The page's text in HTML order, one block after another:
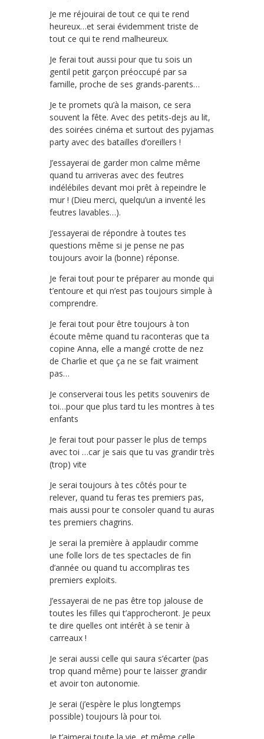
Je me réjouirai de tout ce qui te rend
heureux…et serai évidemment triste de
tout ce qui te rend malheureux.
Je ferai tout aussi pour que tu sois un
gentil petit garçon préoccupé par sa
famille, proche de ses grands-parents…
Je te promets qu’à la maison, ce sera
souvent la fête. Avec des petits-dejs au lit,
des soirées cinéma et surtout des pyjamas
party avec des batailles d’oreillers !
J’essayerai de garder mon calme même
quand tu arriveras avec des feutres
indélébiles devant moi prêt à repeindre le
mur ! (Dieu merci, quelqu’un a inventé les
feutres lavables…).
J’essayerai de répondre à toutes tes
questions même si je pense ne pas
toujours avoir la (bonne) réponse.
Je ferai tout pour te préparer au monde qui
t’entoure et qui n’est pas toujours simple à
comprendre.
Je ferai tout pour être toujours à ton
écoute même quand tu raconteras que ta
copine Anna, elle a mangé crotte de nez
de Charlie et que ça ne se fait vraiment
pas…
Je conserverai tous les petits souvenirs de
toi…pour que plus tard tu les montres à tes
enfants
Je ferai tout pour passer le plus de temps
avec toi …car je sais que tu vas grandir très
(trop) vite
Je serai toujours à tes côtés pour te
relever, quand tu feras tes premiers pas,
mais aussi pour te consoler quand tu auras
tes premiers chagrins.
Je serai la première à applaudir comme
une folle lors de tes spectacles de fin
d’année ou quand tu accompliras tes
premiers exploits.
J’essayerai de ne pas être top jalouse de
toutes les filles qui t’approcheront. Je peux
te dire quelles ont intérêt à se tenir à
carreaux !
Je serai aussi celle qui saura s’écarter (pas
trop quand même) pour te laisser grandir
et avoir ton autonomie.
Je serai (j’espère le plus longtemps
possible) toujours là pour toi.